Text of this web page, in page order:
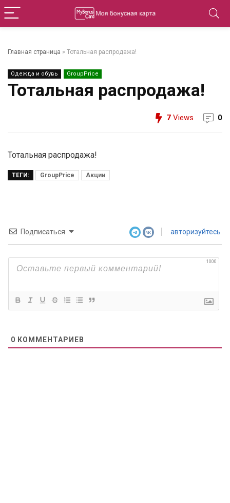
Главная страница » Тотальная распродажа!
Одежда и обувь GroupPrice
Тотальная распродажа!
7 Views 0
Тотальная распродажа!
ТЕГИ: GroupPrice Акции
Подписаться авторизуйтесь
1000
0 КОММЕНТАРИЕВ